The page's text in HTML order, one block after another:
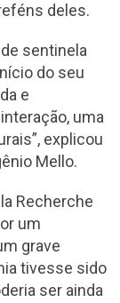
deles.
sentinela
do seu
e
uma
explicou
Mello.
Recherche
um
grave
tivesse sido
ser ainda